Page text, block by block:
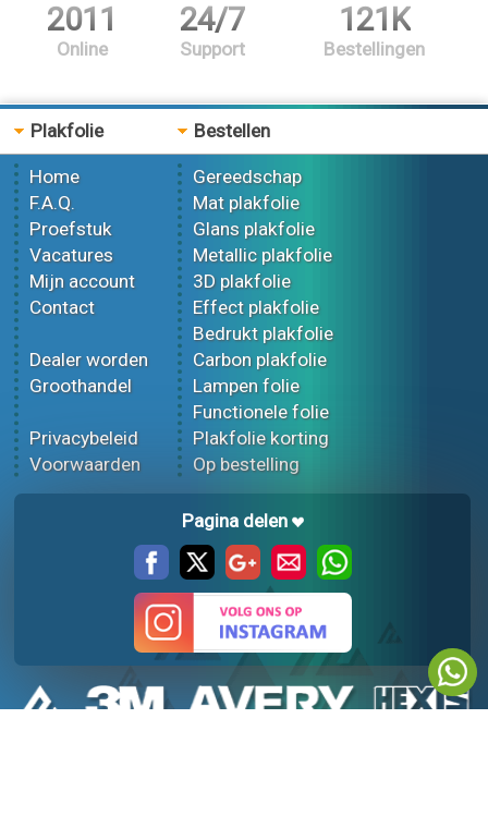
2011
Online
24/7
Support
121K
Bestellingen
Plakfolie
Home
F.A.Q.
Proefstuk
Vacatures
Mijn account
Contact
Dealer worden
Groothandel
Privacybeleid
Voorwaarden
Bestellen
Gereedschap
Mat plakfolie
Glans plakfolie
Metallic plakfolie
3D plakfolie
Effect plakfolie
Bedrukt plakfolie
Carbon plakfolie
Lampen folie
Functionele folie
Plakfolie korting
Op bestelling
Pagina delen